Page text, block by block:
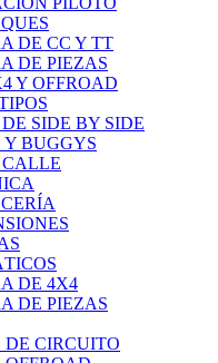
DE CC Y TT
DE PIEZAS
Y OFFROAD
SIDE BY SIDE
Y BUGGYS
DE 4X4
DE PIEZAS
DE CIRCUITO